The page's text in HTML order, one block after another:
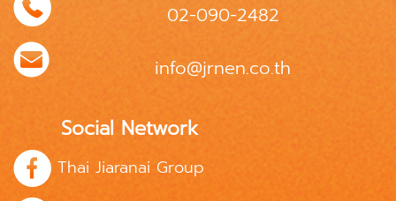
02-090-2482
info@jrnen.co.th
Social Network
Thai Jiaranai Group